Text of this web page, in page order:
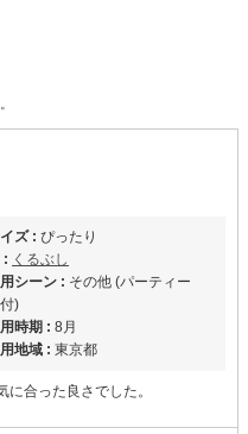
ズ : ぴったり
: くるぶし
シーン : その他 (パーティー
)
時期 : 8月
地域 : 東京都
合った良さでした。